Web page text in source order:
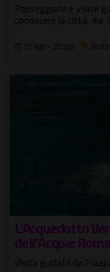
Passeggiate e visite
conoscere la città, dal
13 ago - 20 ago
L'Acquedotto
dell'Acqua:
Visita guidata da